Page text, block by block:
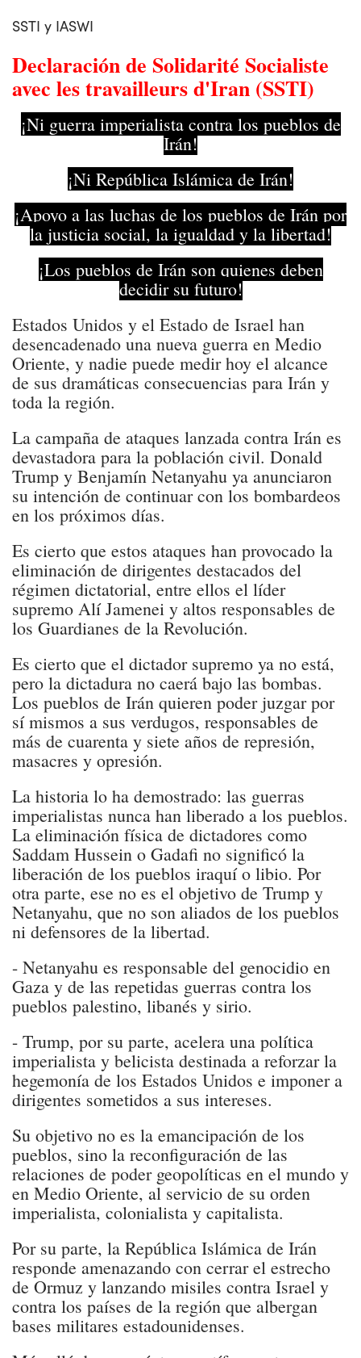
SSTI y IASWI
Declaración de Solidarité Socialiste
avec les travailleurs d'Iran (SSTI)
¡Ni guerra imperialista contra los pueblos de
Irán!
¡Ni República Islámica de Irán!
¡Apoyo a las luchas de los pueblos de Irán por
la justicia social, la igualdad y la libertad!
¡Los pueblos de Irán son quienes deben
decidir su futuro!
Estados Unidos y el Estado de Israel han
desencadenado una nueva guerra en Medio
Oriente, y nadie puede medir hoy el alcance
de sus dramáticas consecuencias para Irán y
toda la región.
La campaña de ataques lanzada contra Irán es
devastadora para la población civil. Donald
Trump y Benjamín Netanyahu ya anunciaron
su intención de continuar con los bombardeos
en los próximos días.
Es cierto que estos ataques han provocado la
eliminación de dirigentes destacados del
régimen dictatorial, entre ellos el líder
supremo Alí Jamenei y altos responsables de
los Guardianes de la Revolución.
Es cierto que el dictador supremo ya no está,
pero la dictadura no caerá bajo las bombas.
Los pueblos de Irán quieren poder juzgar por
sí mismos a sus verdugos, responsables de
más de cuarenta y siete años de represión,
masacres y opresión.
La historia lo ha demostrado: las guerras
imperialistas nunca han liberado a los pueblos.
La eliminación física de dictadores como
Saddam Hussein o Gadafi no significó la
liberación de los pueblos iraquí o libio. Por
otra parte, ese no es el objetivo de Trump y
Netanyahu, que no son aliados de los pueblos
ni defensores de la libertad.
- Netanyahu es responsable del genocidio en
Gaza y de las repetidas guerras contra los
pueblos palestino, libanés y sirio.
- Trump, por su parte, acelera una política
imperialista y belicista destinada a reforzar la
hegemonía de los Estados Unidos e imponer a
dirigentes sometidos a sus intereses.
Su objetivo no es la emancipación de los
pueblos, sino la reconfiguración de las
relaciones de poder geopolíticas en el mundo y
en Medio Oriente, al servicio de su orden
imperialista, colonialista y capitalista.
Por su parte, la República Islámica de Irán
responde amenazando con cerrar el estrecho
de Ormuz y lanzando misiles contra Israel y
contra los países de la región que albergan
bases militares estadounidenses.